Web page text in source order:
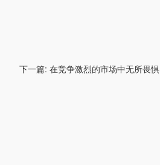
下一篇: 在竞争激烈的市场中无所畏惧